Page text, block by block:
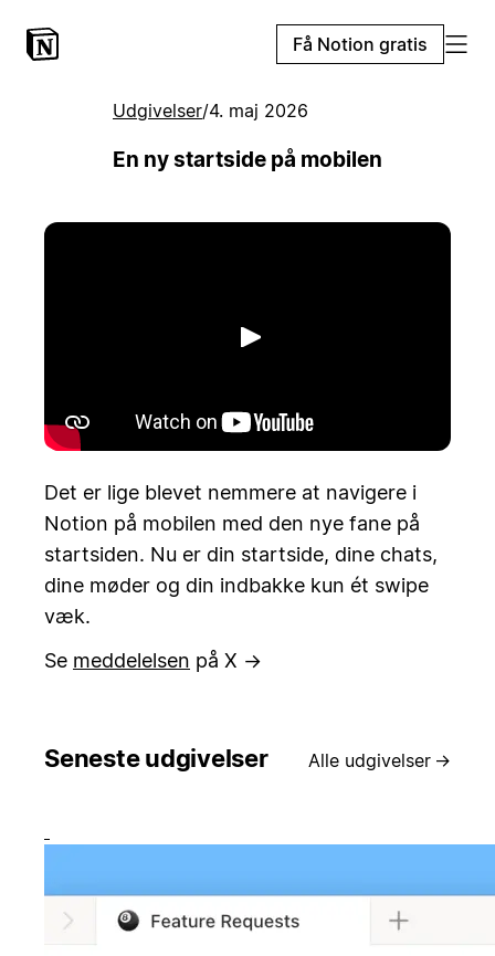
Få Notion gratis
Udgivelser/4. maj 2026
En ny startside på mobilen
Afspil
Det er lige blevet nemmere at navigere i
Notion på mobilen med den nye fane på
startsiden. Nu er din startside, dine chats,
dine møder og din indbakke kun ét swipe
væk.
Se meddelelsen på X →
Seneste udgivelser Alle udgivelser →